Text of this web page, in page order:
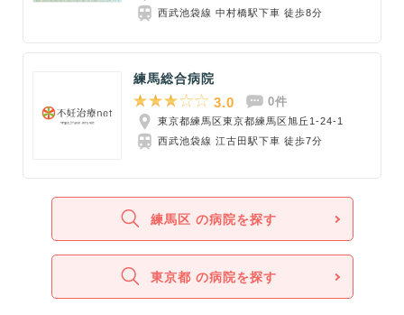
西武池袋線 中村橋駅下車 徒歩8分
練馬総合病院
3.0 0件
東京都練馬区東京都練馬区旭丘1-24-1
西武池袋線 江古田駅下車 徒歩7分
練馬区 の病院を探す
東京都 の病院を探す